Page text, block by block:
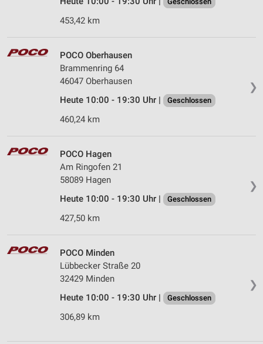
453,42 km
❯
POCO Oberhausen
Brammenring 64
46047 Oberhausen
Heute 10:00 - 19:30 Uhr |
Geschlossen
460,24 km
❯
POCO Hagen
Am Ringofen 21
58089 Hagen
Heute 10:00 - 19:30 Uhr |
Geschlossen
427,50 km
❯
POCO Minden
Lübbecker Straße 20
32429 Minden
Heute 10:00 - 19:30 Uhr |
Geschlossen
306,89 km
Verwendung reduzierter Daten zur Auswahl von
IAB-Besonderheiten:
Verwendung genauer Standortdaten
Informationen identifizieren
Nicht-IAB-Verarbeitungszwecke:
Performance